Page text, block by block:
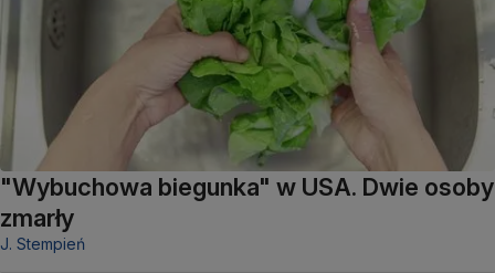
"Wybuchowa biegunka" w USA. Dwie osoby
zmarły
J. Stempień